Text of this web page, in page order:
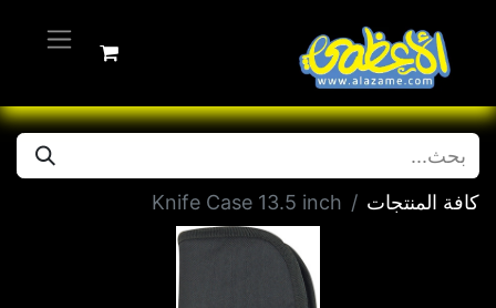
كافة المنتجات Knife Case 13.5 inch